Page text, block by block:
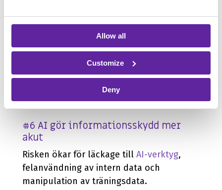
Allow all
Customize
Deny
enkel att kringgå.
Åtgärd: Stärk identitets och
åtkomstsäkerheten, särskilt för konton
med hög behörighet. Inför enhetsbundna
passnycklar (FIDO2) och säkerställ att
enheter hanteras och uppfyller era krav.
#6 AI gör informationsskydd mer
akut
Risken ökar för läckage till AI-verktyg,
felanvändning av intern data och
manipulation av träningsdata.